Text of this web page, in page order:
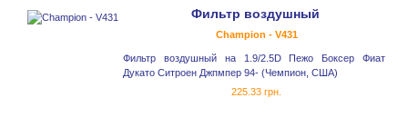
Фильтр воздушный
Champion - V431
Фильтр воздушный на 1.9/2.5D Пежо Боксер Фиат
Дукато Ситроен Джпмпер 94- (Чемпион, США)
225.33 грн.